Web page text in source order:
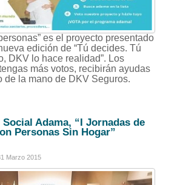
es el proyecto presentado
edición de “Tú decides. Tú
DKV lo hace realidad”. Los
más votos, recibirán ayudas
de la mano de DKV Seguros.
Adama, “I Jornadas de
Personas Sin Hogar”
Marzo 2015